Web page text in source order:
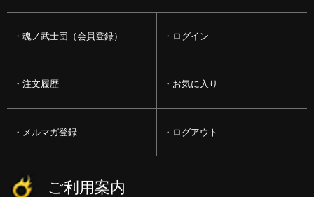
魂ノ武士団（会員登録） ログイン
注文履歴 お気に入り
メルマガ登録 ログアウト
ご利用案内